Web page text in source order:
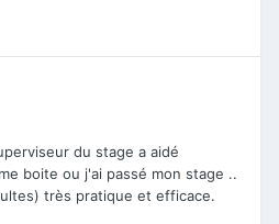
du stage a aidé
boite ou j'ai passé mon stage ..
très pratique et efficace.